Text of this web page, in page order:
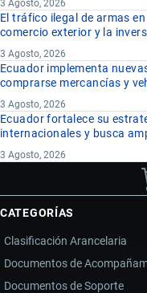
3 Agosto, 2026
El tráfico ilegal de armas
comercio exterior y la
3 Agosto, 2026
Ecuador implementa
comprarse mercancías y
3 Agosto, 2026
Ecuador fortalece su
internacionales y busca
3 Agosto, 2026
CATEGORÍAS
Clasificación Arancelaria
Documentos de
Documentos de Soporte